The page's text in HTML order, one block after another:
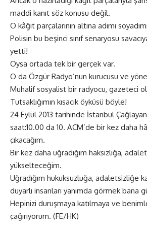
maddi kanıt söz konusu değil.
O kâğıt parçalarının altına adımı
Polisin bu beşinci sınıf senaryosu
yetti!
Oysa ortada tek bir gerçek var.
O da Özgür Radyo’nun kurucusu ve
Muhalif sosyalist bir radyocu, gazeteci
Tutsaklığımın kısacık öyküsü böyle!
24 Eylül 2013 tarihinde İstanbul
saat:10.00 da 10. ACM’de bir kez daha
çıkacağım.
Bir kez daha uğradığım haksızlığa,
yükselteceğim.
Uğradığım hukuksuzluğa, adaletsizliğe
duyarlı insanları yanımda görmek bana
Hepinizi duruşmaya katılmaya ve
çağırıyorum. (FE/HK)